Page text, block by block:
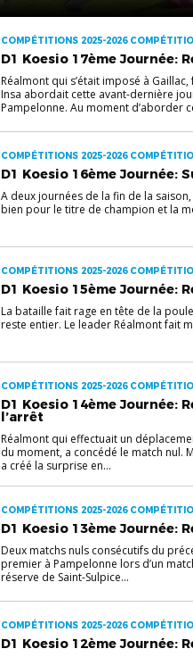
COMPÉTITIONS 2025-2026
D1 Koesio 17ème Journée:
Réalmont qui s’était imposé à
Insa abordait cette avant-dernière
Pampelonne. Au moment d’aborder
COMPÉTITIONS 2025-2026
D1 Koesio 16ème Journée:
A deux journées de la fin de la
bien pour le titre de champion et la
COMPÉTITIONS 2025-2026
D1 Koesio 15ème Journée:
La bataille fait rage en tête de la
reste entier. Le leader Réalmont fait
COMPÉTITIONS 2025-2026
D1 Koesio 14ème Journée:
l’arrêt
Réalmont qui effectuait un
du moment, a concédé le match nul.
a créé la surprise en...
COMPÉTITIONS 2025-2026
D1 Koesio 13ème Journée:
Deux matchs nuls consécutifs du
premier à Pampelonne lors d’un
réserve de Saint-Sulpice...
COMPÉTITIONS 2025-2026
D1 Koesio 12ème Journée: